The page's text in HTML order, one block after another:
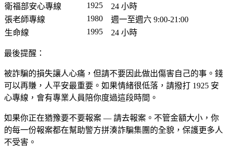
衛福部安心專線
1925
24 小時
張老師專線
1980
週一至週六 9:00-21:00
生命線
1995 24 小時
最後提醒：
被詐騙的損失讓人心痛，但請不要因此做出傷害自己的事。錢
可以再賺，人平安最重要。如果情緒很低落，請撥打 1925 安
心專線 ，會有專業人員陪你度過這段時間。
如果你正在猶豫要不要報案 — 請去報案 。不管金額大小，你
的每一份報案都在幫助警方拼湊詐騙集團的全貌，保護更多人
不受害。